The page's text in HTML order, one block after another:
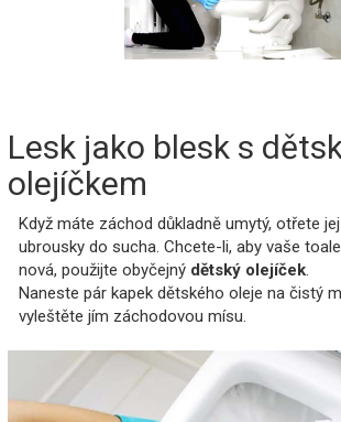
Lesk jako blesk s
olejíčkem
Když máte záchod důkladně umytý, otřete
ubrousky do sucha. Chcete-li, aby vaše
nová, použijte obyčejný dětský olejíček.
Naneste pár kapek dětského oleje na čistý
vyleštěte jím záchodovou mísu.